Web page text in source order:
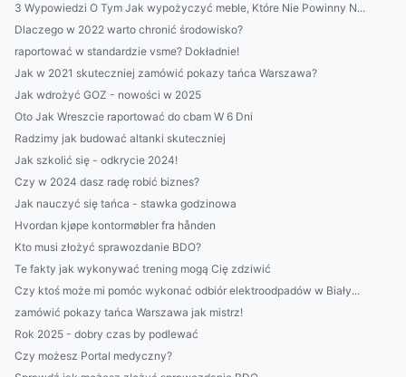
3 Wypowiedzi O Tym Jak wypożyczyć meble, Które Nie Powinny N...
Dlaczego w 2022 warto chronić środowisko?
raportować w standardzie vsme? Dokładnie!
Jak w 2021 skuteczniej zamówić pokazy tańca Warszawa?
Jak wdrożyć GOZ - nowości w 2025
Oto Jak Wreszcie raportować do cbam W 6 Dni
Radzimy jak budować altanki skuteczniej
Jak szkolić się - odkrycie 2024!
Czy w 2024 dasz radę robić biznes?
Jak nauczyć się tańca - stawka godzinowa
Hvordan kjøpe kontormøbler fra hånden
Kto musi złożyć sprawozdanie BDO?
Te fakty jak wykonywać trening mogą Cię zdziwić
Czy ktoś może mi pomóc wykonać odbiór elektroodpadów w Biały...
zamówić pokazy tańca Warszawa jak mistrz!
Rok 2025 - dobry czas by podlewać
Czy możesz Portal medyczny?